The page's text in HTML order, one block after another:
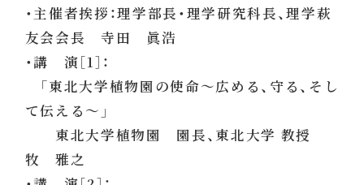
・主催者挨拶：理学部長・理学研究科長、理学萩
友会会長 寺田 眞浩
・講 演［1］：
「東北大学植物園の使命〜広める、守る、そし
て伝える〜」
東北大学植物園 園長、東北大学 教授
牧 雅之